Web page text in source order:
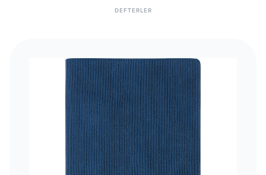
DEFTERLER